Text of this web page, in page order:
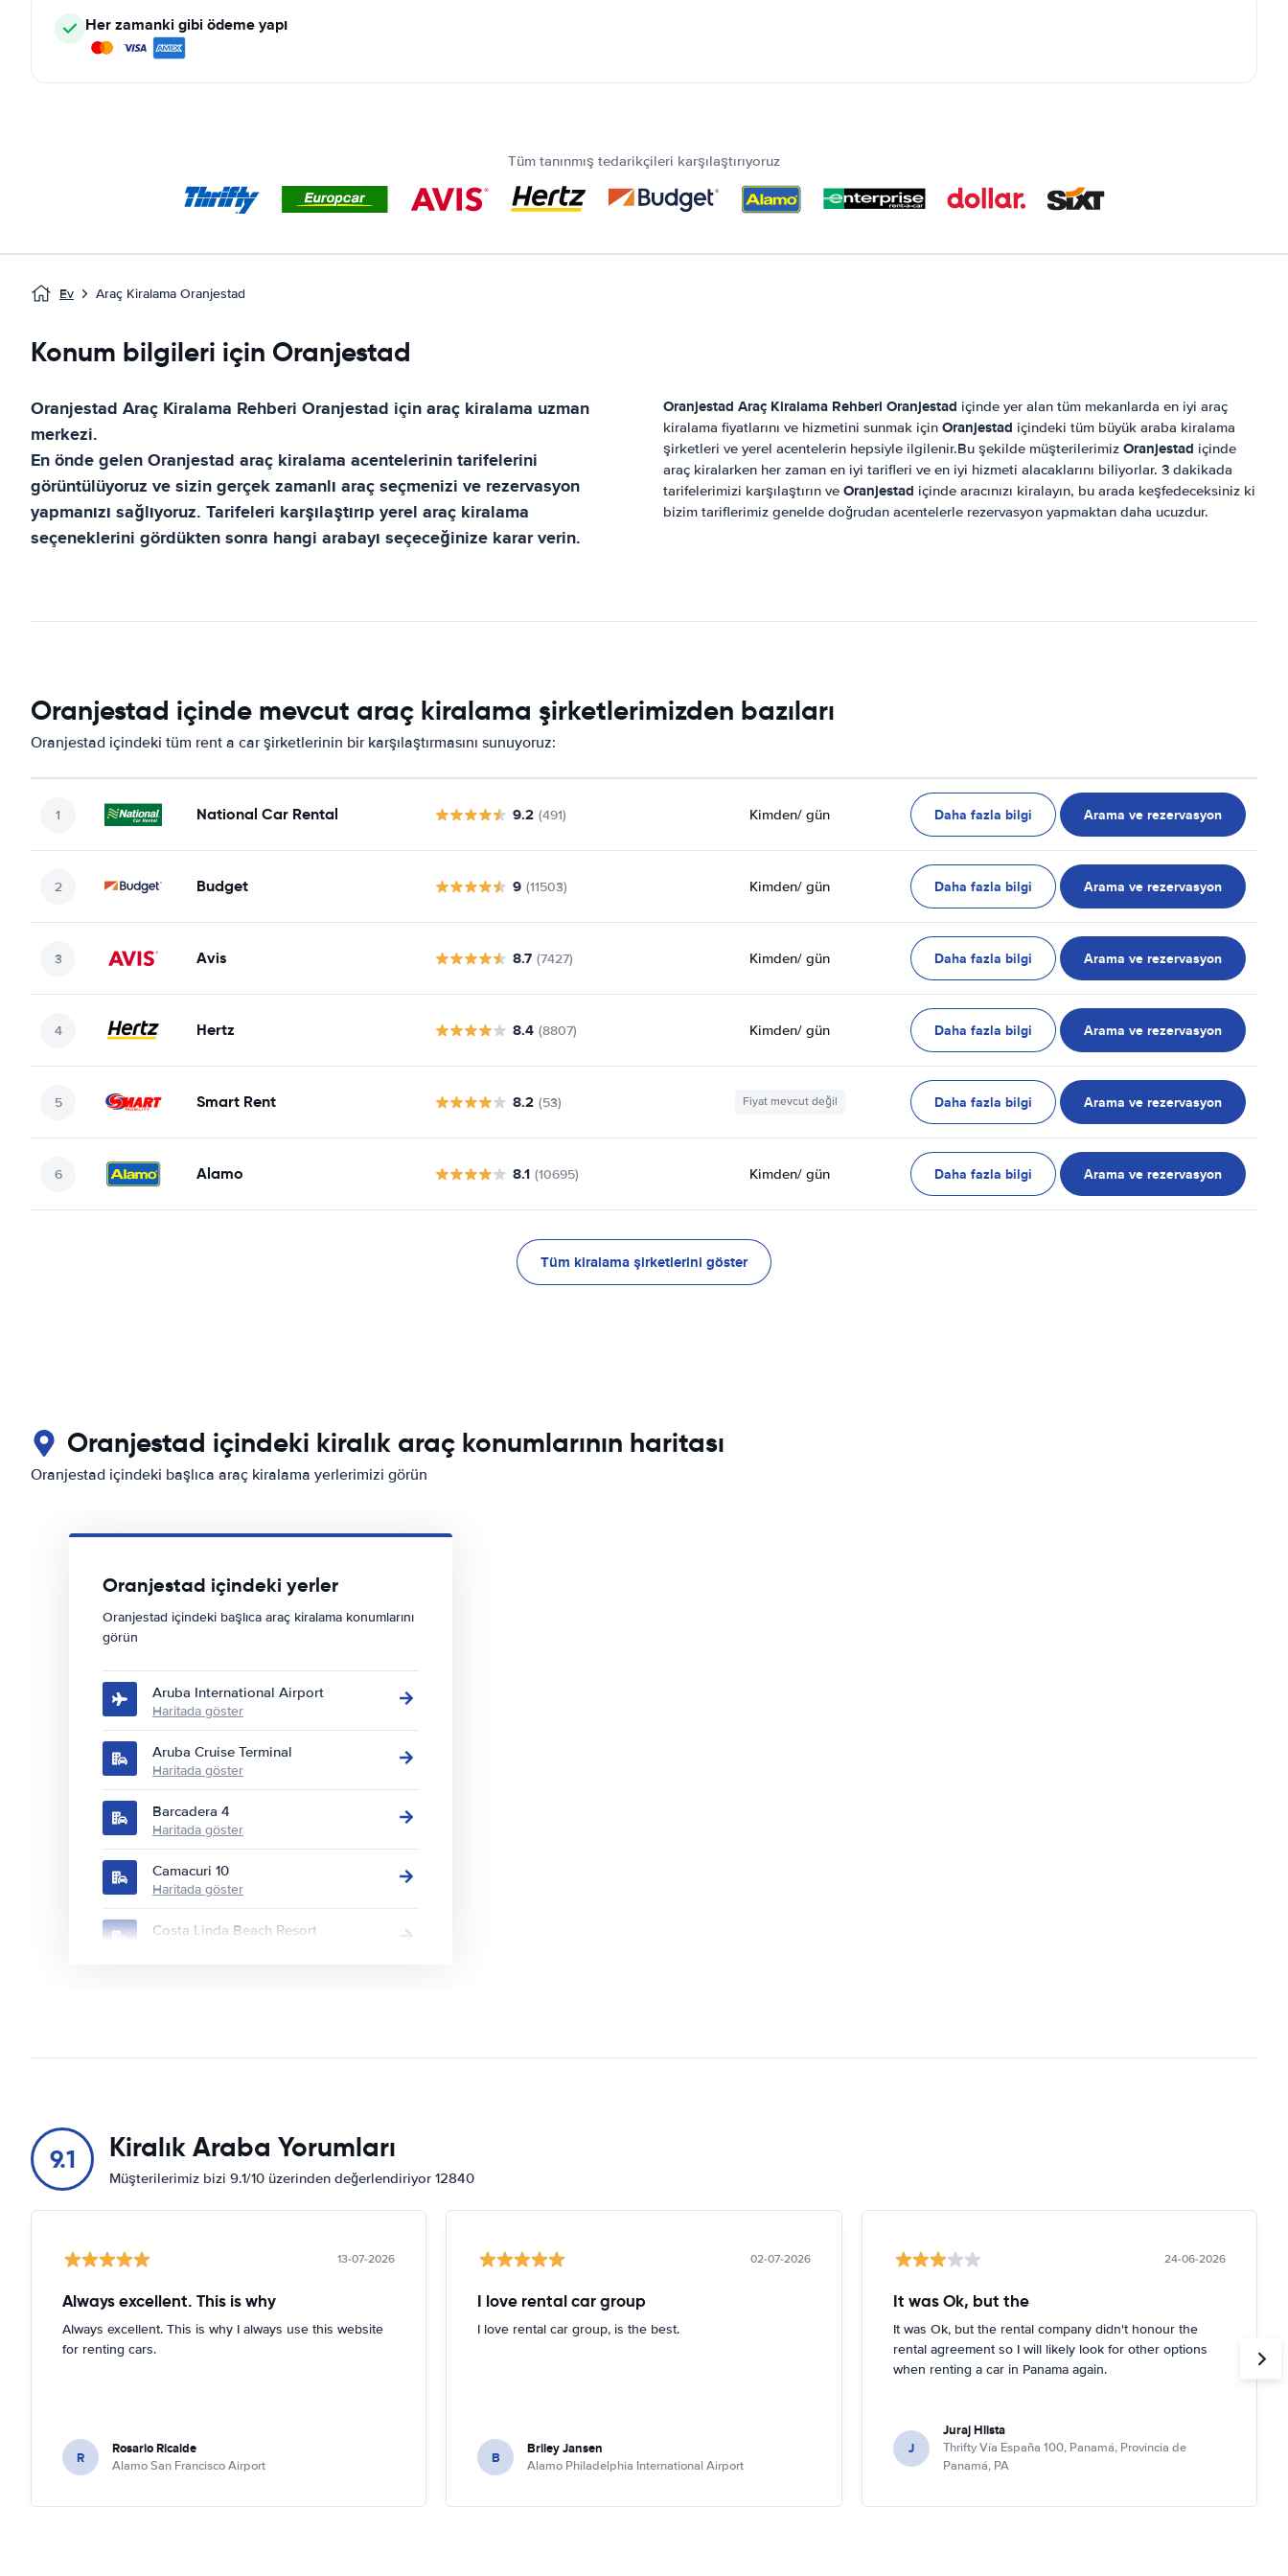
Her zamanki gibi ödeme yapı
Tüm tanınmış tedarikçileri karşılaştırıyoruz
Ev Araç Kiralama Oranjestad
Konum bilgileri için Oranjestad
Oranjestad Araç Kiralama Rehberi Oranjestad için araç kiralama uzman
merkezi.
En önde gelenOranjestad araç kiralama acentelerinin tarifelerini
görüntülüyoruz ve sizin gerçek zamanlı araç seçmenizi ve rezervasyon
yapmanızı sağlıyoruz. Tarifeleri karşılaştırıp yerel araç kiralama
seçeneklerini gördükten sonra hangi arabayı seçeceğinize karar verin.
Oranjestad Araç Kiralama Rehberi Oranjestad içinde yer alan tüm mekanlarda en iyi araç
kiralama fiyatlarını ve hizmetini sunmak için Oranjestad içindeki tüm büyük araba kiralama
şirketleri ve yerel acentelerin hepsiyle ilgilenir.Bu şekilde müşterilerimiz Oranjestad içinde
araç kiralarken her zaman en iyi tarifleri ve en iyi hizmeti alacaklarını biliyorlar. 3 dakikada
tarifelerimizi karşılaştırın ve Oranjestad içinde aracınızı kiralayın, bu arada keşfedeceksiniz ki
bizim tariflerimiz genelde doğrudan acentelerle rezervasyon yapmaktan daha ucuzdur.
Oranjestad içinde mevcut araç kiralama şirketlerimizden bazıları
Oranjestad içindeki tüm rent a car şirketlerinin bir karşılaştırmasını sunuyoruz:
National Car Rental 9.2 (491) Kimden/ gün Daha fazla bilgi Arama ve rezervasyon
Budget 9 (11503) Kimden/ gün Daha fazla bilgi Arama ve rezervasyon
Avis 8.7 (7427) Kimden/ gün Daha fazla bilgi Arama ve rezervasyon
Hertz 8.4 (8807) Kimden/ gün Daha fazla bilgi Arama ve rezervasyon
Smart Rent 8.2 (53) Fiyat mevcut değil Daha fazla bilgi Arama ve rezervasyon
Alamo 8.1 (10695) Kimden/ gün Daha fazla bilgi Arama ve rezervasyon
Tüm kiralama şirketlerini göster
Oranjestad içindeki kiralık araç konumlarının haritası
Oranjestad içindeki başlıca araç kiralama yerlerimizi görün
Oranjestad içindeki yerler
Oranjestad içindeki başlıca araç kiralama konumlarını
görün
Aruba International Airport
Haritada göster
Aruba Cruise Terminal
Haritada göster
Barcadera 4
Haritada göster
Camacuri 10
Haritada göster
Costa Linda Beach Resort
Casino
Haritada göster
Hotel Palm Beach
Hotel Riu Palace Aruba
Haritada göster
Hyatt Regency Aruba Resort &
9.1 Kiralık Araba Yorumları
Müşterilerimiz bizi 9.1/10 üzerinden değerlendiriyor 12840
13-07-2026
Always excellent. This is why
Always excellent. This is why I always use this website
for renting cars.
R Rosario Ricalde
Alamo San Francisco Airport
02-07-2026
I love rental car group
I love rental car group, is the best.
B Briley Jansen
Alamo Philadelphia International Airport
24-06-2026
It was Ok, but the
It was Ok, but the rental company didn't honour the
rental agreement so I will likely look for other options
when renting a car in Panama again.
J
Juraj Hlista
Thrifty Vía España 100, Panamá, Provincia de
Panamá, PA